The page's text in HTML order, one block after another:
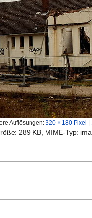
Auflösungen: 320 × 180 Pixel |
289 KB, MIME-Typ: